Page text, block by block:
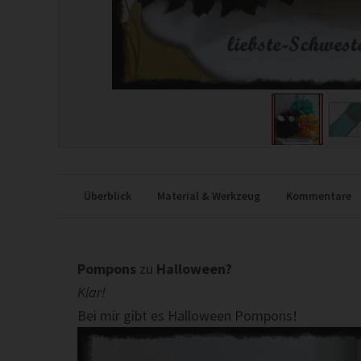
Überblick Material & Werkzeug Kommentare
Pompons zu Halloween?
Klar!
Bei mir gibt es Halloween Pompons!